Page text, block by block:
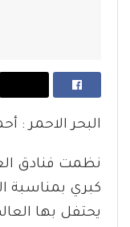
البحر الاحمر :
نظمت فنادق
كبري بمناسبة
يحتفل بها